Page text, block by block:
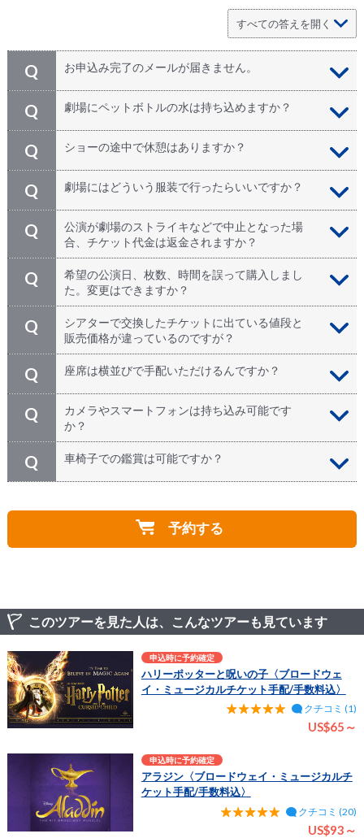
Q お申込み完了のメールが届きません。
A
お申込完了メールは、お申込時にご登録頂きましたEメ
ールへ自動送信されております。メールが届かない原因
込み時にメールアドレスの綴りを間違った ②迷惑メー
ルに振り分けられてしまった ③（携帯メールの場合）
設定で弊社アドレスが迷惑メールとして受信を拒否して
いる ④予約完了時にインターネットの接続障害が起き
た ※お手数ではございますが、まずは迷惑メールフォ
ルダ、迷惑メール設定をご確認頂いてから、こちらのお
問い合わせフォームにお申込者様のお名前、内容（日
時、演目）を明記の上、お問い合わせ下さい。
Q 劇場にペットボトルの水は持ち込めますか？
A
持ち込めません。荷物検査の後、再度、列最後尾に並び
直される可能性もありますので飲食物の持ち込みはお避
時間以上前には劇場にお越し頂く事をおすすめ致しま
す。
Q ショーの途中で休憩はありますか？
A
全体で3時間ですが、約1時間半ほどすぎたところで10
Q 劇場にはどういう服装で行ったらいいですか？
A
特にドレスコードはありません。劇場内は冷房や暖房が
良く効いていることがあります。夏場はカーデガンや羽
織りもの、冬場は体温調整ができる服装でご参加下さ
い。
Q
公演が劇場のストライキなどで中止となった場
合、チケット代金は返金されますか？
A
不測の事態により公演中止の場合は、全額返金いたしま
す。お支払い方法により返金方法が異なりますので弊社
からの案内をご確認ください。
Q
希望の公演日、枚数、時間を誤って購入しまし
た。変更はできますか？
A
いいえ。ご予約完了時にお手配が完了しております。申
し訳ございませんが、お申込後のチケット内容（演目、
日時、枚数、座席エリアなど）は変更、またはキャンセ
ルはできかねます。お申込み時に100%の変更・キャン
セル規定となりますので、十分ご確認頂いた上でお申込
下さい。
Q
シアターで交換したチケットに出ている値段と
販売価格が違っているのですが？
A
販売価格には、事前予約手数料が含まれておりますの
で、劇場で交換した際のチケットに記載されている価格
Q 座席は横並びで手配いただけるんですか？
A
7名様未満でのお申込みでは、横並びのお席でお手配し
ています。まれに人気のミュージカルですと横並びのお
席でない場合もございますが、ご了承ください。
Q
カメラやスマートフォンは持ち込み可能です
か？
A
カメラやスマートフォン、タブレット等の持ち込みは可
能です。 ただし、劇場内の撮影は禁止されていますこ
Q 車椅子での鑑賞は可能ですか？
ります。ご希望の演目をご予約の上、予約番号と合わせ
てHISまでお問合せください。お席のご調整を対応させ
予約する
このツアーを見た人は、こんなツアーも見ています
申込時に予約確定
ハリーポッターと呪いの子〈ブロードウェ
イ・ミュージカルチケット手配/手数料込〉
クチコミ (1)
US$65～
申込時に予約確定
アラジン〈ブロードウェイ・ミュージカルチ
ケット手配/手数料込〉
クチコミ (20)
US$93～